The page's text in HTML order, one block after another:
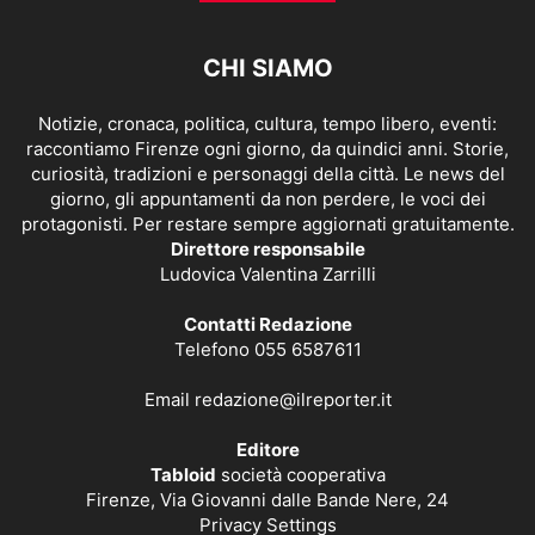
CHI SIAMO
Notizie, cronaca, politica, cultura, tempo libero, eventi:
raccontiamo Firenze ogni giorno, da quindici anni. Storie,
curiosità, tradizioni e personaggi della città. Le news del
giorno, gli appuntamenti da non perdere, le voci dei
protagonisti. Per restare sempre aggiornati gratuitamente.
Direttore responsabile
Ludovica Valentina Zarrilli
Contatti Redazione
Telefono 055 6587611
Email redazione@ilreporter.it
Editore
Tabloid società cooperativa
Firenze, Via Giovanni dalle Bande Nere, 24
Privacy Settings